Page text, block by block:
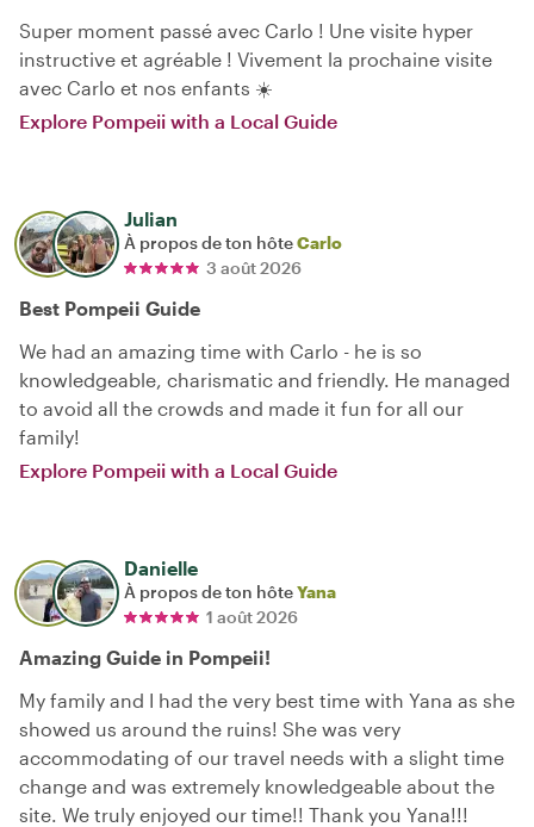
Super moment passé avec Carlo ! Une visite hyper
instructive et agréable ! Vivement la prochaine visite
avec Carlo et nos enfants ☀️
Explore Pompeii with a Local Guide
Julian
À propos de ton hôteCarlo
3 août 2026
Best Pompeii Guide
We had an amazing time with Carlo - he is so
knowledgeable, charismatic and friendly. He managed
to avoid all the crowds and made it fun for all our
family!
Explore Pompeii with a Local Guide
Danielle
À propos de ton hôteYana
1 août 2026
Amazing Guide in Pompeii!
My family and I had the very best time with Yana as she
showed us around the ruins! She was very
accommodating of our travel needs with a slight time
change and was extremely knowledgeable about the
site. We truly enjoyed our time!! Thank you Yana!!!